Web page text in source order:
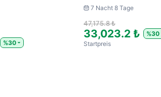
%30
7 Nacht 8 Tage
47,175.8 ₺
33,023.2 ₺
%30
Startpreis